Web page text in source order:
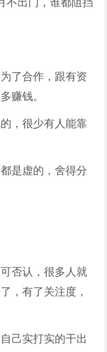
不出门，谁都阻挡
了合作，跟有资
赚钱。
，很少有人能靠
是虚的，舍得分
否认，很多人就
，有了关注度，
己实打实的干出